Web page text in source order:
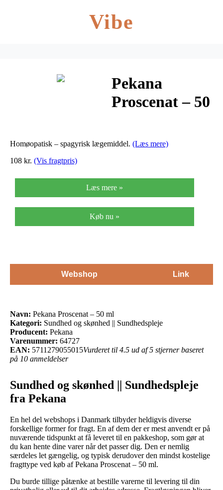
Vibe
Pekana
Proscenat – 50
Homøopatisk – spagyrisk lægemiddel. (Læs mere)
108 kr. (Vis fragtpris)
Læs mere »
Køb nu »
Webshop Link
Navn: Pekana Proscenat – 50 ml
Kategori: Sundhed og skønhed || Sundhedspleje
Producent: Pekana
Varenummer: 64727
EAN: 5711279055015Vurderet til 4.5 ud af 5 stjerner baseret
på 10 anmeldelser
Sundhed og skønhed || Sundhedspleje
fra Pekana
En hel del webshops i Danmark tilbyder heldigvis diverse
forskellige former for fragt. En af dem der er mest anvendt er på
nuværende tidspunkt at få leveret til en pakkeshop, som gør at
du kan hente dine varer når det passer dig. Den er nemlig
særdeles let gængelig, og typisk derudover den mindst kostelige
fragttype ved køb af Pekana Proscenat – 50 ml.
Du burde tillige påtænke at bestille varerne til levering til din